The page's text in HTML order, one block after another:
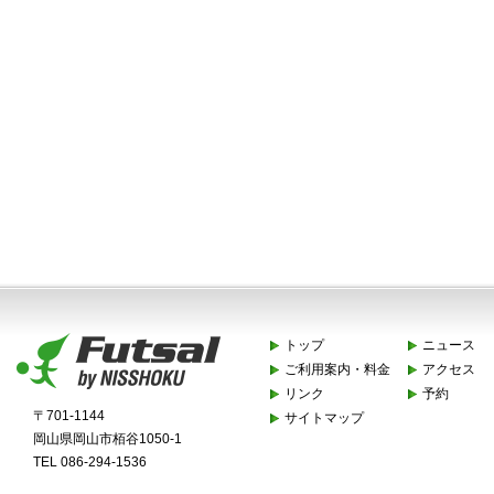
〒701-1144
岡山県岡山市栢谷1050-1
TEL 086-294-1536
トップ
ニュース
ご利用案内・料金
アクセス
リンク
予約
サイトマップ